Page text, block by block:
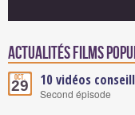
Actualités Films
Oct.
29 10 vidéos
Second épisode